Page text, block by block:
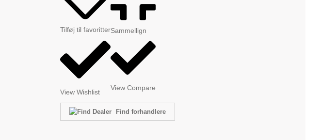
Tilføj til favoritter
View Wishlist
Sammellign
View Compare
Find forhandlere